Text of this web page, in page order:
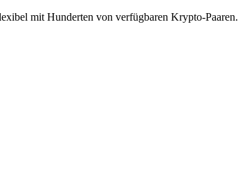
mit Hunderten von verfügbaren Krypto-Paaren.